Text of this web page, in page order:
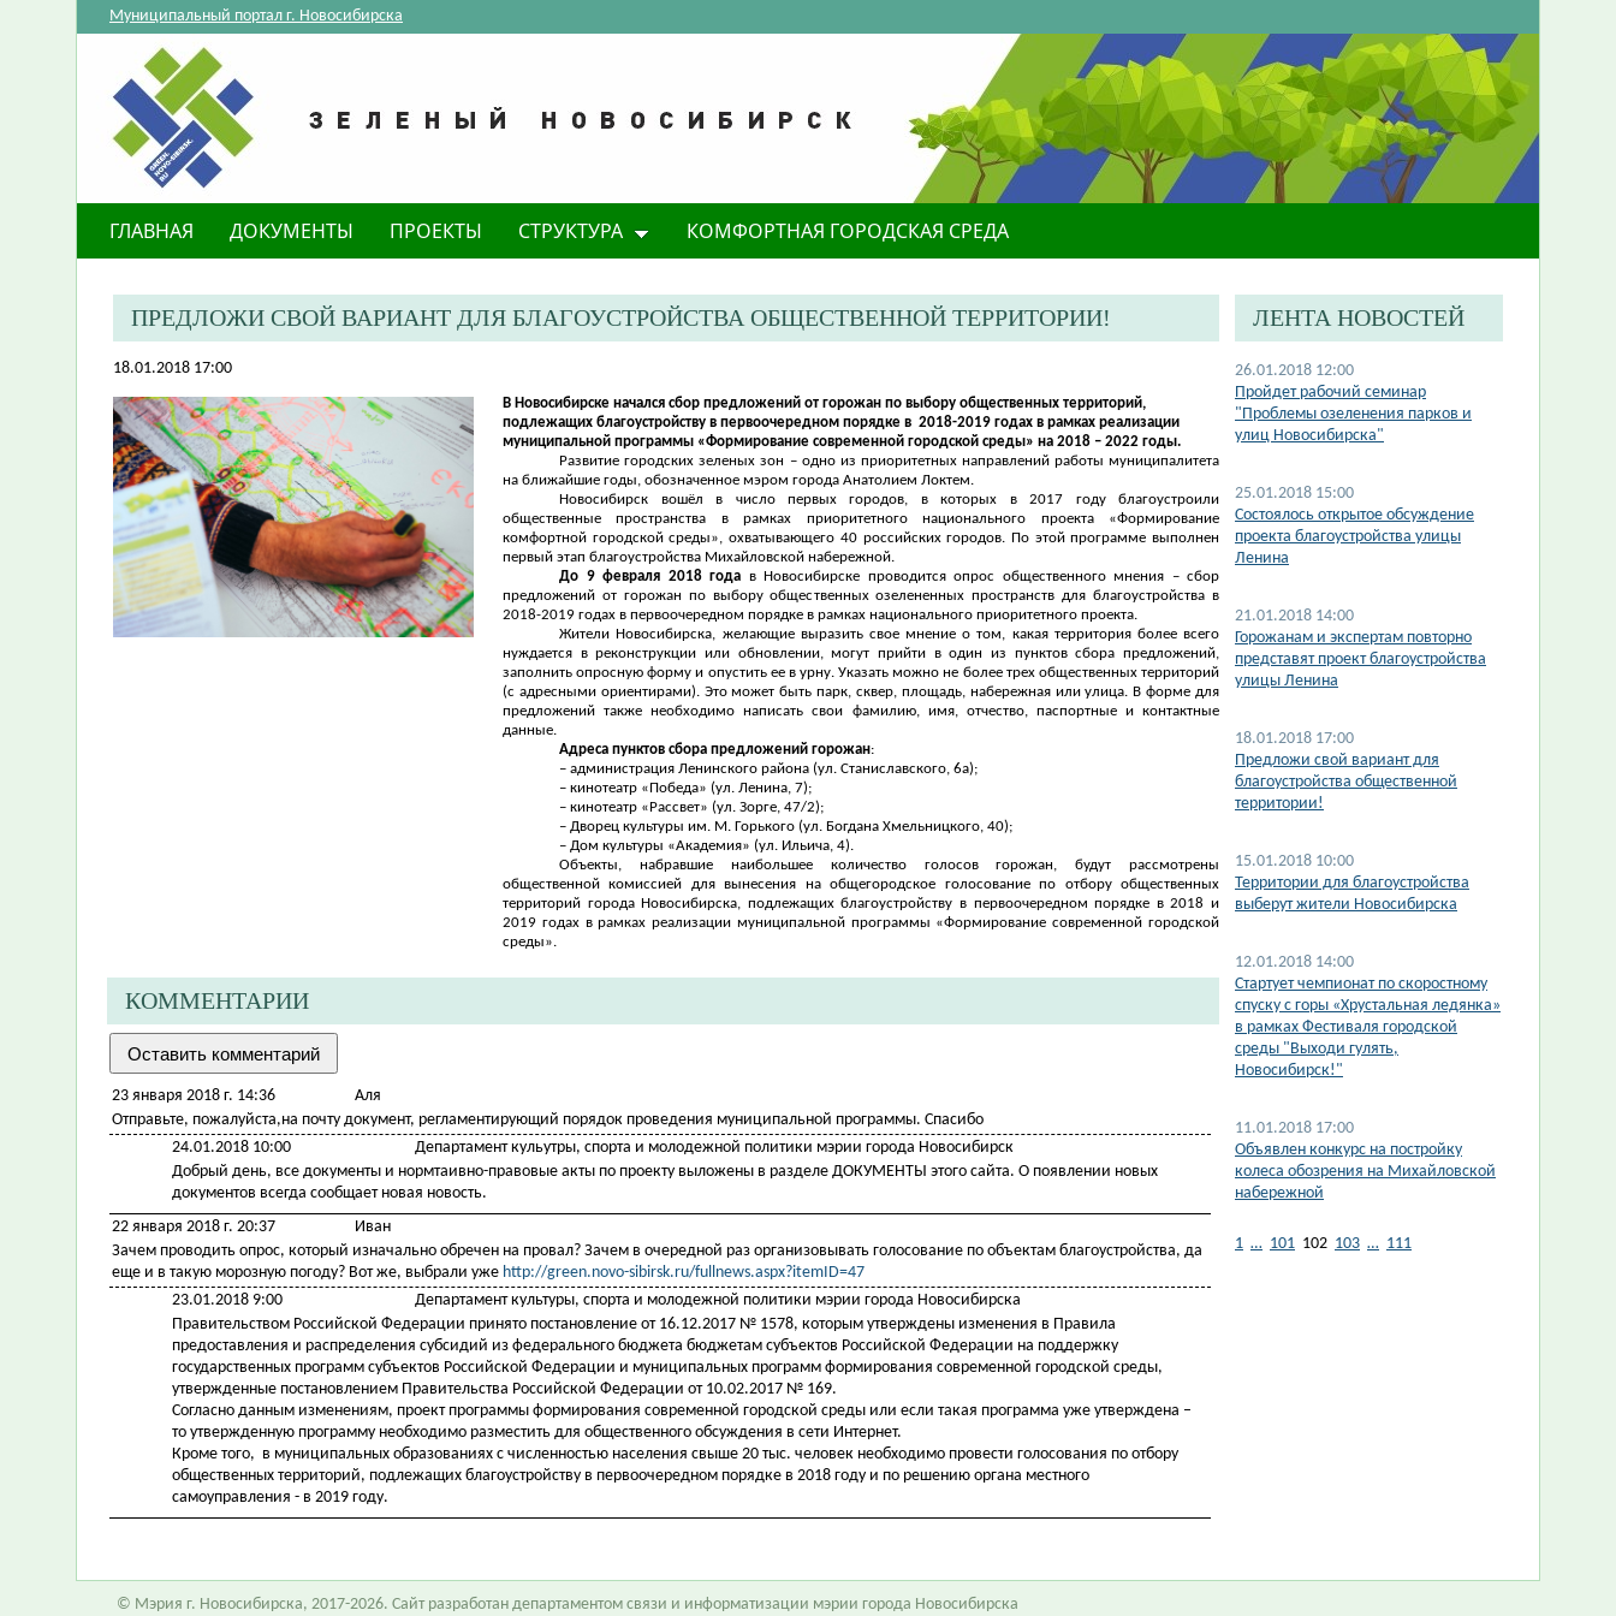
Муниципальный портал г. Новосибирска
ГЛАВНАЯ ДОКУМЕНТЫ ПРОЕКТЫ СТРУКТУРА КОМФОРТНАЯ ГОРОДСКАЯ СРЕДА
ПРЕДЛОЖИ СВОЙ ВАРИАНТ ДЛЯ БЛАГОУСТРОЙСТВА ОБЩЕСТВЕННОЙ ТЕРРИТОРИИ!
18.01.2018 17:00
В Новосибирске начался сбор предложений от горожан по выбору общественных территорий,
подлежащих благоустройству в первоочередном порядке в 2018-2019 годах в рамках реализации
муниципальной программы «Формирование современной городской среды» на 2018 – 2022 годы.
Развитие городских зеленых зон – одно из приоритетных направлений работы муниципалитета
на ближайшие годы, обозначенное мэром города Анатолием Локтем.
Новосибирск вошёл в число первых городов, в которых в 2017 году благоустроили
общественные пространства в рамках приоритетного национального проекта «Формирование
комфортной городской среды», охватывающего 40 российских городов. По этой программе выполнен
первый этап благоустройства Михайловской набережной.
До 9 февраля 2018 года в Новосибирске проводится опрос общественного мнения – сбор
предложений от горожан по выбору общественных озелененных пространств для благоустройства в
2018-2019 годах в первоочередном порядке в рамках национального приоритетного проекта.
Жители Новосибирска, желающие выразить свое мнение о том, какая территория более всего
нуждается в реконструкции или обновлении, могут прийти в один из пунктов сбора предложений,
заполнить опросную форму и опустить ее в урну. Указать можно не более трех общественных территорий
(с адресными ориентирами). Это может быть парк, сквер, площадь, набережная или улица. В форме для
предложений также необходимо написать свои фамилию, имя, отчество, паспортные и контактные
данные.
Адреса пунктов сбора предложений горожан:
– администрация Ленинского района (ул. Станиславского, 6а);
– кинотеатр «Победа» (ул. Ленина, 7);
– кинотеатр «Рассвет» (ул. Зорге, 47/2);
– Дворец культуры им. М. Горького (ул. Богдана Хмельницкого, 40);
– Дом культуры «Академия» (ул. Ильича, 4).
Объекты, набравшие наибольшее количество голосов горожан, будут рассмотрены
общественной комиссией для вынесения на общегородское голосование по отбору общественных
территорий города Новосибирска, подлежащих благоустройству в первоочередном порядке в 2018 и
2019 годах в рамках реализации муниципальной программы «Формирование современной городской
среды».
КОММЕНТАРИИ
23 января 2018 г. 14:36
Аля
Отправьте, пожалуйста,на почту документ, регламентирующий порядок проведения муниципальной программы. Спасибо
24.01.2018 10:00
Департамент кульутры, спорта и молодежной политики мэрии города Новосибирск
Добрый день, все документы и нормтаивно-правовые акты по проекту выложены в разделе ДОКУМЕНТЫ этого сайта. О появлении новых
документов всегда сообщает новая новость.
22 января 2018 г. 20:37
Иван
Зачем проводить опрос, который изначально обречен на провал? Зачем в очередной раз организовывать голосование по объектам благоустройства, да
еще и в такую морозную погоду? Вот же, выбрали уже http://green.novo-sibirsk.ru/fullnews.aspx?itemID=47
23.01.2018 9:00
Департамент культуры, спорта и молодежной политики мэрии города Новосибирска
Правительством Российской Федерации принято постановление от 16.12.2017 № 1578, которым утверждены изменения в Правила
предоставления и распределения субсидий из федерального бюджета бюджетам субъектов Российской Федерации на поддержку
государственных программ субъектов Российской Федерации и муниципальных программ формирования современной городской среды,
утвержденные постановлением Правительства Российской Федерации от 10.02.2017 № 169.
Согласно данным изменениям, проект программы формирования современной городской среды или если такая программа уже утверждена –
то утвержденную программу необходимо разместить для общественного обсуждения в сети Интернет.
Кроме того, в муниципальных образованиях с численностью населения свыше 20 тыс. человек необходимо провести голосования по отбору
общественных территорий, подлежащих благоустройству в первоочередном порядке в 2018 году и по решению органа местного
самоуправления - в 2019 году.
ЛЕНТА НОВОСТЕЙ
26.01.2018 12:00
Пройдет рабочий семинар
"Проблемы озеленения парков и
улиц Новосибирска"
25.01.2018 15:00
Состоялось открытое обсуждение
проекта благоустройства улицы
Ленина
21.01.2018 14:00
Горожанам и экспертам повторно
представят проект благоустройства
улицы Ленина
18.01.2018 17:00
Предложи свой вариант для
благоустройства общественной
территории!
15.01.2018 10:00
Территории для благоустройства
выберут жители Новосибирска
12.01.2018 14:00
Стартует чемпионат по скоростному
спуску с горы «Хрустальная ледянка»
в рамках Фестиваля городской
среды "Выходи гулять,
Новосибирск!"
11.01.2018 17:00
Объявлен конкурс на постройку
колеса обозрения на Михайловской
набережной
1 … 101 102 103 … 111
© Мэрия г. Новосибирска, 2017-2026. Сайт разработан департаментом связи и информатизации мэрии города Новосибирска